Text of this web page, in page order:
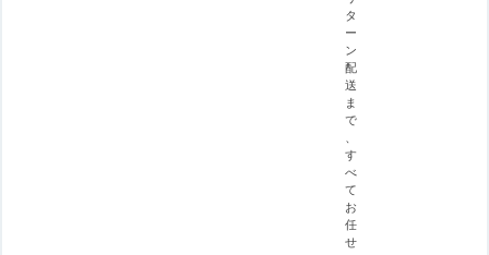
タ
ー
ン
配
送
ま
で
す
べ
て
お
任
せ